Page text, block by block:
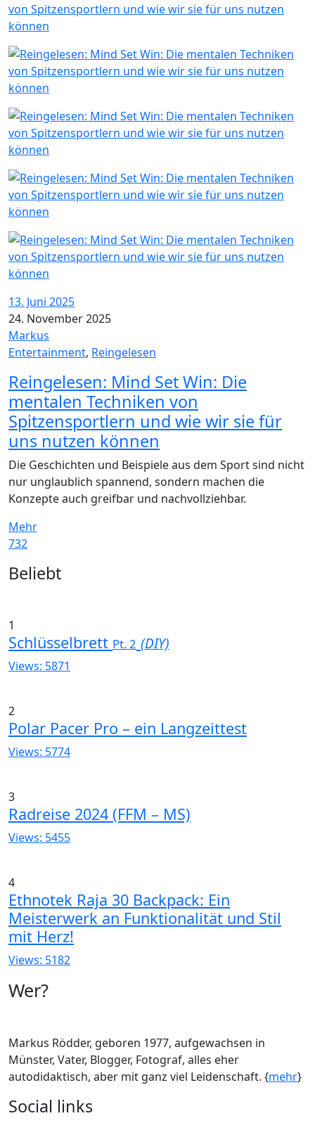
13. Juni 2025
24. November 2025
Markus
Entertainment, Reingelesen
Reingelesen: Mind Set Win: Die
mentalen Techniken von
Spitzensportlern und wie wir sie für
uns nutzen können
Die Geschichten und Beispiele aus dem Sport sind nicht
nur unglaublich spannend, sondern machen die
Konzepte auch greifbar und nachvollziehbar.
Mehr
732
Widgets
Beliebt
1
Schlüsselbrett Pt. 2 (DIY)
Views: 5871
2
Polar Pacer Pro – ein Langzeittest
Views: 5774
3
Radreise 2024 (FFM – MS)
Views: 5455
4
Ethnotek Raja 30 Backpack: Ein
Meisterwerk an Funktionalität und Stil
mit Herz!
Views: 5182
Wer?
Markus Rödder, geboren 1977, aufgewachsen in
Münster, Vater, Blogger, Fotograf, alles eher
autodidaktisch, aber mit ganz viel Leidenschaft. {mehr}
Social links